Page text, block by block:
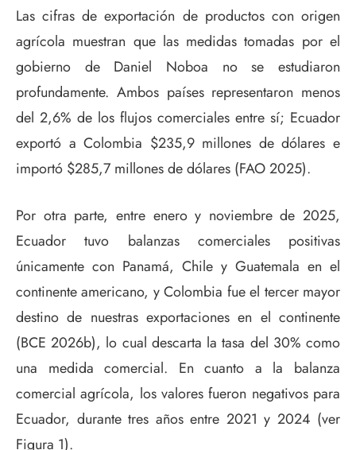
Las cifras de exportación de productos con origen
agrícola muestran que las medidas tomadas por el
gobierno de Daniel Noboa no se estudiaron
profundamente. Ambos países representaron menos
del 2,6% de los flujos comerciales entre sí; Ecuador
exportó a Colombia $235,9 millones de dólares e
importó $285,7 millones de dólares (FAO 2025).
Por otra parte, entre enero y noviembre de 2025,
Ecuador tuvo balanzas comerciales positivas
únicamente con Panamá, Chile y Guatemala en el
continente americano, y Colombia fue el tercer mayor
destino de nuestras exportaciones en el continente
(BCE 2026b), lo cual descarta la tasa del 30% como
una medida comercial. En cuanto a la balanza
comercial agrícola, los valores fueron negativos para
Ecuador, durante tres años entre 2021 y 2024 (ver
Figura 1).